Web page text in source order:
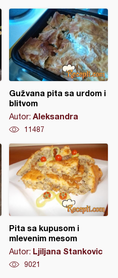
Gužvana pita sa urdom i
blitvom
Autor: Aleksandra
11487
Pita sa kupusom i
mlevenim mesom
Autor: Ljiljana Stankovic
9021